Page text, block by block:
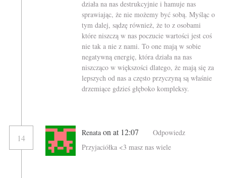
działa na nas destrukcyjnie i hamuje nas
sprawiając, że nie możemy być sobą. Myśląc o
tym dalej, sądzę również, że to z osobami
które niszczą w nas poczucie wartości jest coś
nie tak a nie z nami. To one mają w sobie
negatywną energię, która działa na nas
niszcząco w większości dlatego, że mają się za
lepszych od nas a często przyczyną są właśnie
drzemiące gdzieś głęboko kompleksy.
14
Renata on at 12:07 Odpowiedz
Przyjaciółka <3 masz nas wiele